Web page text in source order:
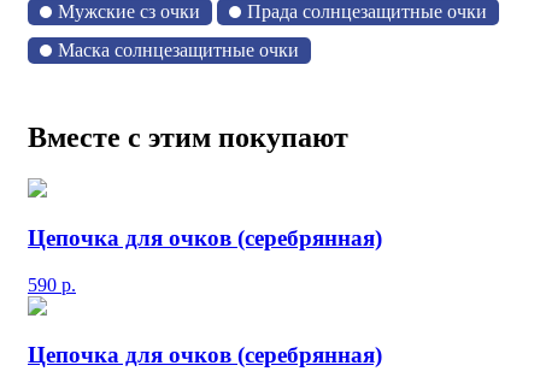
Мужские сз очки
Прада солнцезащитные очки
Маска солнцезащитные очки
Вместе с этим покупают
Цепочка для очков (серебрянная)
590 р.
Цепочка для очков (серебрянная)